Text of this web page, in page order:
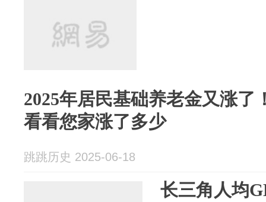
2025年居民基础养老金又涨了
看看您家涨了多少
跳跳历史 2025-06-18
长三角人均